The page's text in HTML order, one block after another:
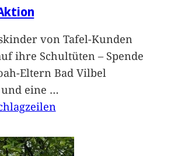
von Tafel-Kunden
ihre Schultüten – Spende
Eltern Bad Vilbel
eine …